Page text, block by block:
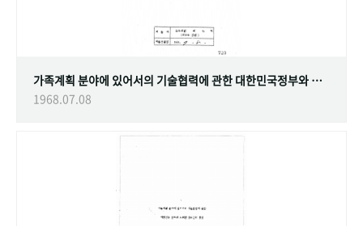
가족계획 분야에 있어서의 기술협력에 관한 대한민국정부와 스웨덴 정부간의 협정
1968.07.08